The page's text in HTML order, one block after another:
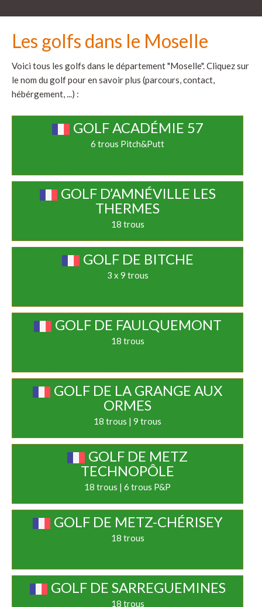
Les golfs dans le Moselle
Voici tous les golfs dans le département "Moselle". Cliquez sur
le nom du golf pour en savoir plus (parcours, contact,
hébérgement, ...) :
GOLF ACADÉMIE 57
6 trous Pitch&Putt
GOLF D’AMNÉVILLE LES
THERMES
18 trous
GOLF DE BITCHE
3 x 9 trous
GOLF DE FAULQUEMONT
18 trous
GOLF DE LA GRANGE AUX
ORMES
18 trous | 9 trous
GOLF DE METZ
TECHNOPÔLE
18 trous | 6 trous P&P
GOLF DE METZ-CHÉRISEY
18 trous
GOLF DE SARREGUEMINES
18 trous